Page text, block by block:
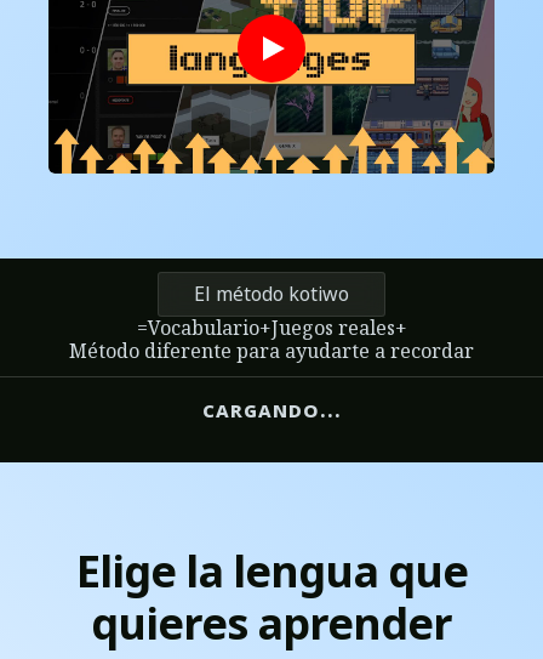
El método kotiwo
=Vocabulario+Juegos reales+
Método diferente para ayudarte a recordar
cargando...
Elige la lengua que
quieres aprender